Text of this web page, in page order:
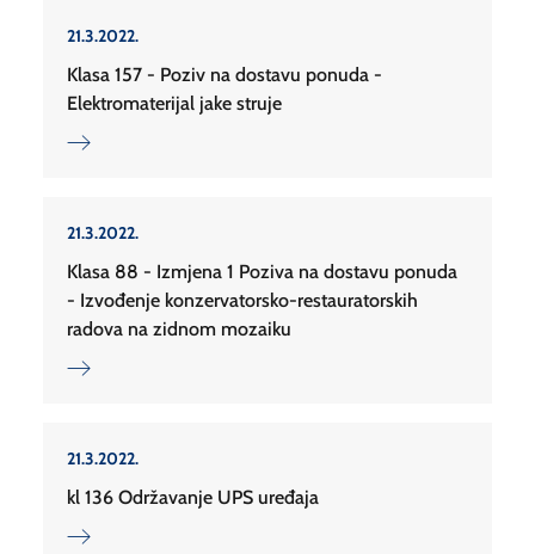
21.3.2022.
Klasa 157 - Poziv na dostavu ponuda -
Elektromaterijal jake struje
21.3.2022.
Klasa 88 - Izmjena 1 Poziva na dostavu ponuda
- Izvođenje konzervatorsko-restauratorskih
radova na zidnom mozaiku
21.3.2022.
kl 136 Održavanje UPS uređaja